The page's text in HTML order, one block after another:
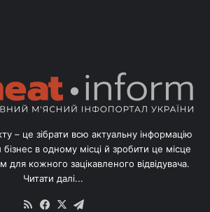
– це зібрати всю актуальну інформацію
бізнес в одному місці й зробити це місце
для кожного зацікавленого відвідувача.
Читати далі...
RSS Facebook
X